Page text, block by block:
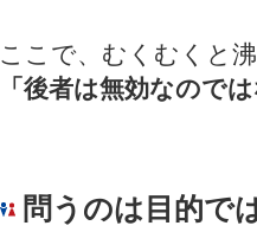
ここで、むくむくと
「後者は無効なので
問うのは目的で